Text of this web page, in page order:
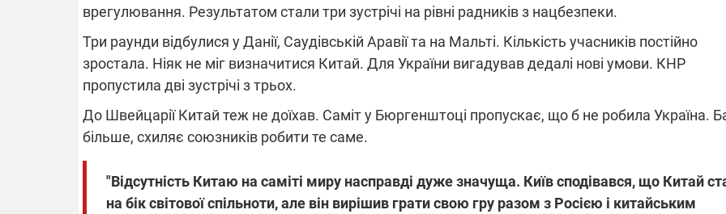
врегулювання. Результатом стали три зустрічі на рівні радників з нацбезпеки.
Три раунди відбулися у Данії, Саудівській Аравії та на Мальті. Кількість учасників постійно
зростала. Ніяк не міг визначитися Китай. Для України вигадував дедалі нові умови. КНР
пропустила дві зустрічі з трьох.
До Швейцарії Китай теж не доїхав. Саміт у Бюргенштоці пропускає, що б не робила Україна.
більше, схиляє союзників робити те саме.
"Відсутність Китаю на саміті миру насправді дуже значуща. Київ сподівався, що Китай
на бік світової спільноти, але він вирішив грати свою гру разом з Росією і китайським